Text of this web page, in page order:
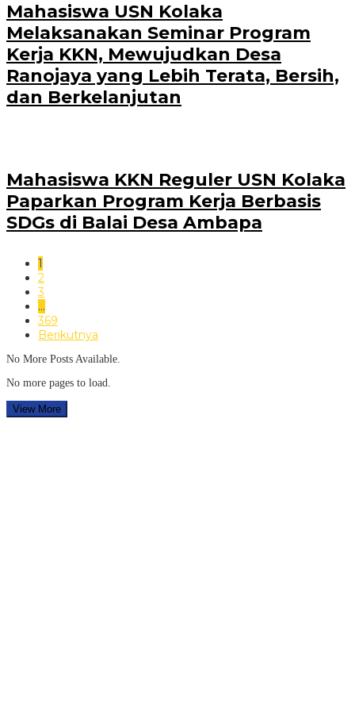
Mahasiswa USN Kolaka
Melaksanakan Seminar Program
Kerja KKN, Mewujudkan Desa
Ranojaya yang Lebih Terata, Bersih,
dan Berkelanjutan
Mahasiswa KKN Reguler USN Kolaka
Paparkan Program Kerja Berbasis
SDGs di Balai Desa Ambapa
1
2
3
…
369
Berikutnya
No More Posts Available.
No more pages to load.
View More